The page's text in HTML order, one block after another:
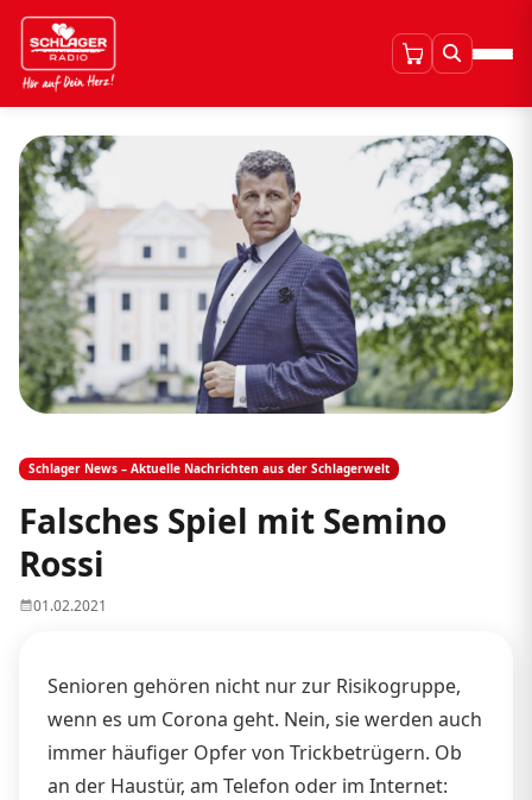
Schlager News – Aktuelle Nachrichten aus der Schlagerwelt
Falsches Spiel mit Semino
Rossi
01.02.2021
Senioren gehören nicht nur zur Risikogruppe,
wenn es um Corona geht. Nein, sie werden auch
immer häufiger Opfer von Trickbetrügern. Ob
an der Haustür, am Telefon oder im Internet: